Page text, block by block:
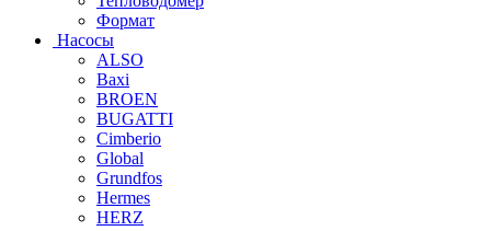
Формат
Насосы
ALSO
Baxi
BROEN
BUGATTI
Cimberio
Global
Grundfos
Hermes
HERZ